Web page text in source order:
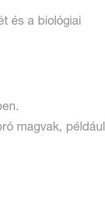
és a biológiai
magvak, például